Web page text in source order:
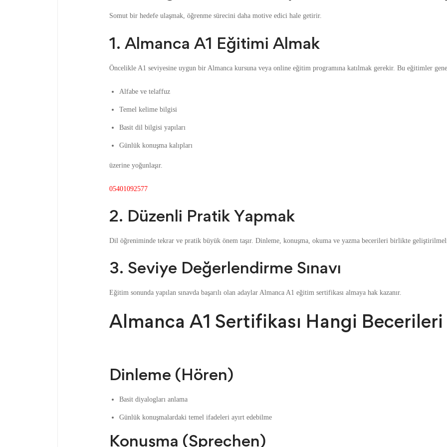
Somut bir hedefe ulaşmak, öğrenme sürecini daha motive edici hale getirir.
1. Almanca A1 Eğitimi Almak
Öncelikle A1 seviyesine uygun bir Almanca kursuna veya online eğitim programına katılmak gerekir. Bu eğitimler
Alfabe ve telaffuz
Temel kelime bilgisi
Basit dil bilgisi yapıları
Günlük konuşma kalıpları
üzerine yoğunlaşır.
05401092577
2. Düzenli Pratik Yapmak
Dil öğreniminde tekrar ve pratik büyük önem taşır. Dinleme, konuşma, okuma ve yazma becerileri birlikte
3. Seviye Değerlendirme Sınavı
Eğitim sonunda yapılan sınavda başarılı olan adaylar Almanca A1 eğitim sertifikası almaya hak kazanır.
Almanca A1 Sertifikası Hangi Becerileri
Dinleme (Hören)
Basit diyalogları anlama
Günlük konuşmalardaki temel ifadeleri ayırt edebilme
Konuşma (Sprechen)